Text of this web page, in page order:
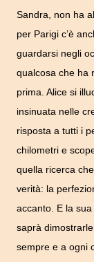
Sandra, non ha
per Parigi c’è
guardarsi negli
qualcosa che ha
prima. Alice si
insinuata nelle
risposta a tutti i
chilometri e
quella ricerca
verità: la
accanto. E la
saprà
sempre e a ogni